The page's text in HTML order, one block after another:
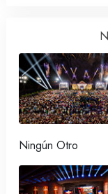
Ningún Otro